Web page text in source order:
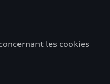
les cookies